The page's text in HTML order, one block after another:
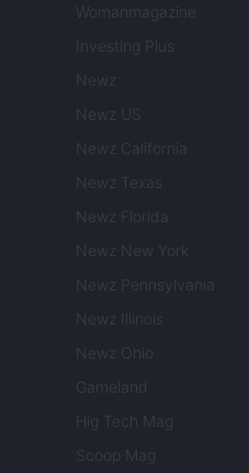
Womanmagazine
Investing Plus
Newz
Newz US
Newz California
Newz Texas
Newz Florida
Newz New York
Newz Pennsylvania
Newz Illinois
Newz Ohio
Gameland
Hig Tech Mag
Scoop Mag